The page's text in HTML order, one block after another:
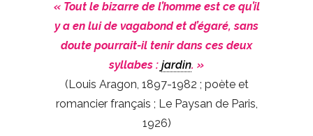
« Tout le bizarre de l’homme est ce qu’il
y a en lui de vagabond et d’égaré, sans
doute pourrait-il tenir dans ces deux
syllabes : jardin. »
(Louis Aragon, 1897-1982 ; poète et
romancier français ; Le Paysan de Paris,
1926)